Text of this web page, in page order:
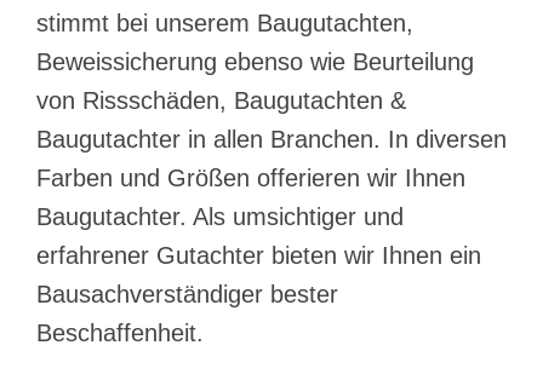
stimmt bei unserem Baugutachten,
Beweissicherung ebenso wie Beurteilung
von Rissschäden, Baugutachten &
Baugutachter in allen Branchen. In diversen
Farben und Größen offerieren wir Ihnen
Baugutachter. Als umsichtiger und
erfahrener Gutachter bieten wir Ihnen ein
Bausachverständiger bester
Beschaffenheit.